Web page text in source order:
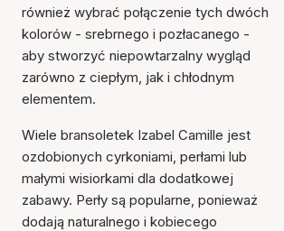
również wybrać połączenie tych dwóch
kolorów - srebrnego i pozłacanego -
aby stworzyć niepowtarzalny wygląd
zarówno z ciepłym, jak i chłodnym
elementem.
Wiele bransoletek Izabel Camille jest
ozdobionych cyrkoniami, perłami lub
małymi wisiorkami dla dodatkowej
zabawy. Perły są popularne, ponieważ
dodają naturalnego i kobiecego